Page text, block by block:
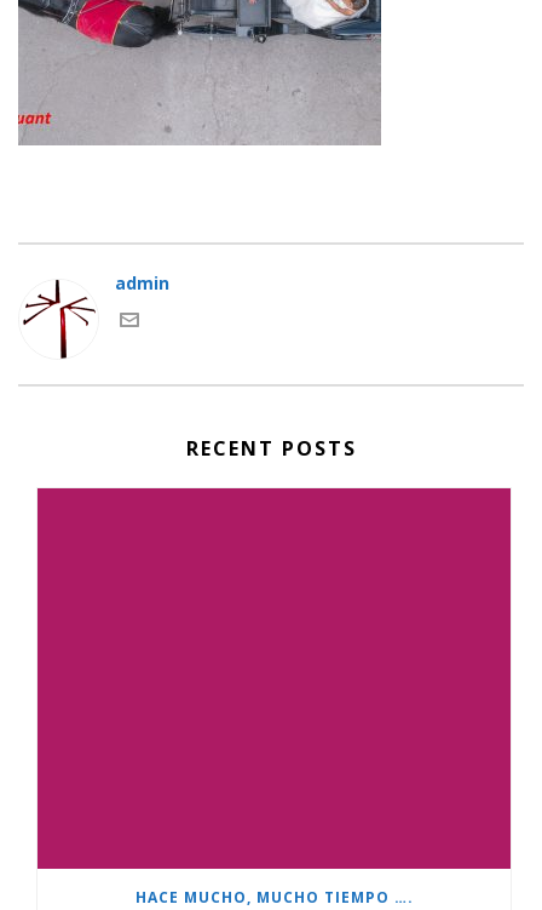
admin
RECENT POSTS
HACE MUCHO, MUCHO TIEMPO ….